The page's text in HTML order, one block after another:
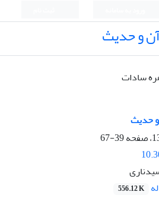
و حدیث
سادات
و حدیث
39-67
556.12 K